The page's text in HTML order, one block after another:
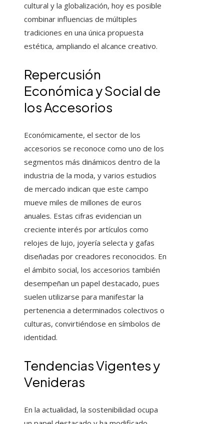
cultural y la globalización, hoy es posible
combinar influencias de múltiples
tradiciones en una única propuesta
estética, ampliando el alcance creativo.
Repercusión
Económica y Social de
los Accesorios
Económicamente, el sector de los
accesorios se reconoce como uno de los
segmentos más dinámicos dentro de la
industria de la moda, y varios estudios
de mercado indican que este campo
mueve miles de millones de euros
anuales. Estas cifras evidencian un
creciente interés por artículos como
relojes de lujo, joyería selecta y gafas
diseñadas por creadores reconocidos. En
el ámbito social, los accesorios también
desempeñan un papel destacado, pues
suelen utilizarse para manifestar la
pertenencia a determinados colectivos o
culturas, convirtiéndose en símbolos de
identidad.
Tendencias Vigentes y
Venideras
En la actualidad, la sostenibilidad ocupa